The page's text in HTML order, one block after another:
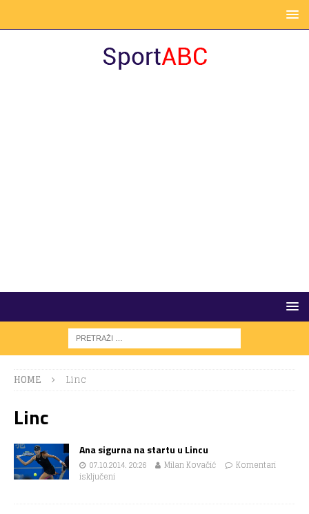
HOME Linc
Linc
Ana sigurna na startu u Lincu
07.10.2014. 20:26 Milan Kovačić
Komentari
isključeni